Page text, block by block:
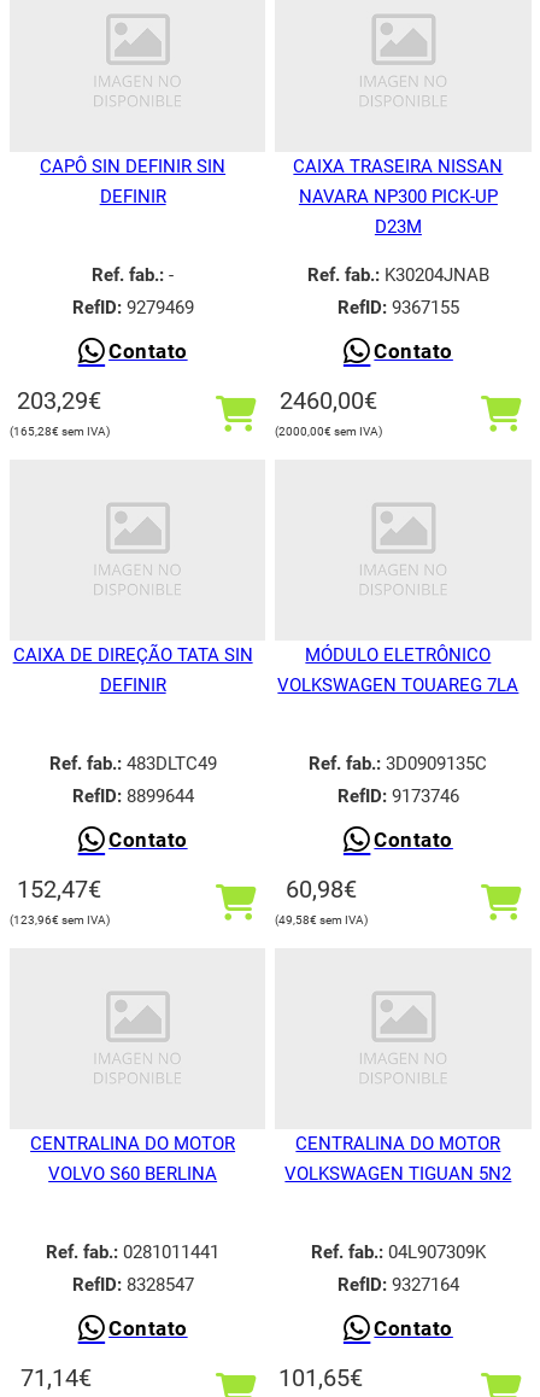
CAPÔ SIN DEFINIR SIN
DEFINIR
Ref. fab.: -
RefID:9279469
Contato
203,29€
165,28€
CAIXA TRASEIRA NISSAN
NAVARA NP300 PICK-UP
D23M
Ref. fab.:K30204JNAB
RefID:9367155
Contato
2460,00€
2000,00€
CAIXA DE DIREÇÃO TATA SIN
DEFINIR
Ref. fab.:483DLTC49
RefID:8899644
Contato
152,47€
123,96€
MÓDULO ELETRÔNICO
VOLKSWAGEN TOUAREG 7LA
Ref. fab.: 3D0909135C
RefID:9173746
Contato
60,98€
49,58€
CENTRALINA DO MOTOR
VOLVO S60 BERLINA
Ref. fab.: 0281011441
RefID:8328547
Contato
71,14€
CENTRALINA DO MOTOR
VOLKSWAGEN TIGUAN 5N2
Ref. fab.:04L907309K
RefID:9327164
Contato
101,65€